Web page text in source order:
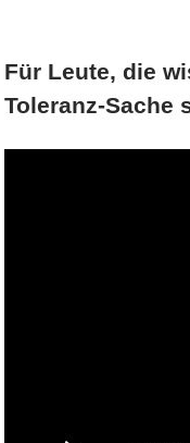
Für Leute, die
Toleranz-Sache